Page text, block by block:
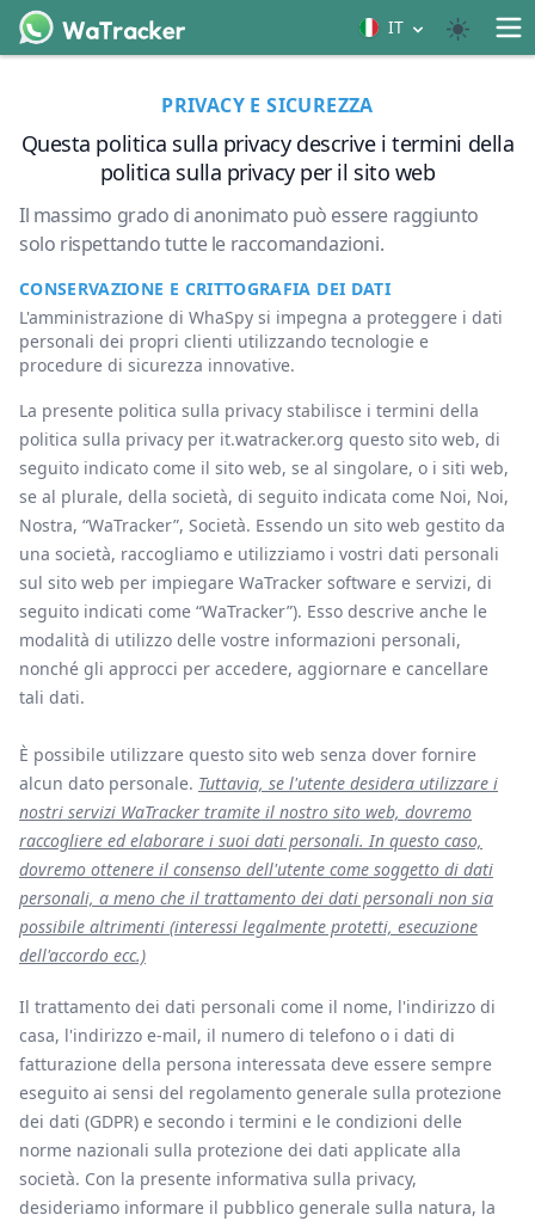
IT
PRIVACY E SICUREZZA
Questa politica sulla privacy descrive i termini della
politica sulla privacy per il sito web
Il massimo grado di anonimato può essere raggiunto
solo rispettando tutte le raccomandazioni.
CONSERVAZIONE E CRITTOGRAFIA DEI DATI
L'amministrazione di WhaSpy si impegna a proteggere i dati
personali dei propri clienti utilizzando tecnologie e
procedure di sicurezza innovative.
La presente politica sulla privacy stabilisce i termini della
politica sulla privacy per ‌it.watracker.org questo sito web, di
seguito indicato come il sito web, se al singolare, o i siti web,
se al plurale, della società, di seguito indicata come Noi, Noi,
Nostra, “WaTracker”, Società. Essendo un sito web gestito da
una società, raccogliamo e utilizziamo i vostri dati personali
sul sito web per impiegare WaTracker software e servizi, di
seguito indicati come “WaTracker”). Esso descrive anche le
modalità di utilizzo delle vostre informazioni personali,
nonché gli approcci per accedere, aggiornare e cancellare
tali dati.
È possibile utilizzare questo sito web senza dover fornire
alcun dato personale. Tuttavia, se l'utente desidera utilizzare i
nostri servizi WaTracker tramite il nostro sito web, dovremo
raccogliere ed elaborare i suoi dati personali. In questo caso,
dovremo ottenere il consenso dell'utente come soggetto di dati
personali, a meno che il trattamento dei dati personali non sia
possibile altrimenti (interessi legalmente protetti, esecuzione
dell'accordo ecc.)
Il trattamento dei dati personali come il nome, l'indirizzo di
casa, l'indirizzo e-mail, il numero di telefono o i dati di
fatturazione della persona interessata deve essere sempre
eseguito ai sensi del regolamento generale sulla protezione
dei dati (GDPR) e secondo i termini e le condizioni delle
norme nazionali sulla protezione dei dati applicate alla
società. Con la presente informativa sulla privacy,
desideriamo informare il pubblico generale sulla natura, la